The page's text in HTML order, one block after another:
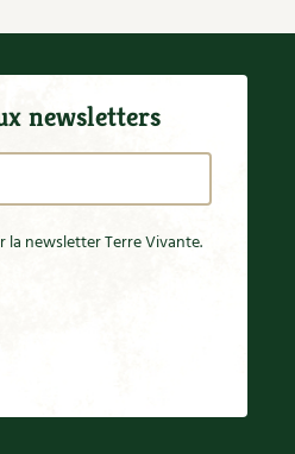
newsletters
la newsletter Terre Vivante.